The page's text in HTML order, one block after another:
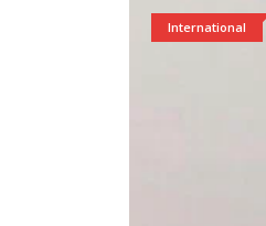
International